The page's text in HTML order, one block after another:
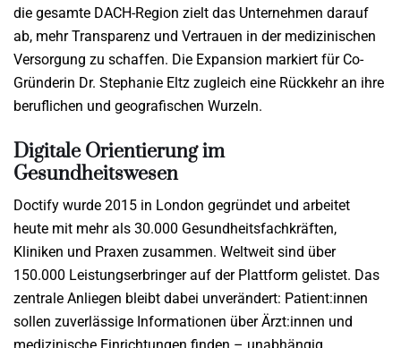
die gesamte DACH-Region zielt das Unternehmen darauf
ab, mehr Transparenz und Vertrauen in der medizinischen
Versorgung zu schaffen. Die Expansion markiert für Co-
Gründerin Dr. Stephanie Eltz zugleich eine Rückkehr an ihre
beruflichen und geografischen Wurzeln.
Digitale Orientierung im
Gesundheitswesen
Doctify wurde 2015 in London gegründet und arbeitet
heute mit mehr als 30.000 Gesundheitsfachkräften,
Kliniken und Praxen zusammen. Weltweit sind über
150.000 Leistungserbringer auf der Plattform gelistet. Das
zentrale Anliegen bleibt dabei unverändert: Patient:innen
sollen zuverlässige Informationen über Ärzt:innen und